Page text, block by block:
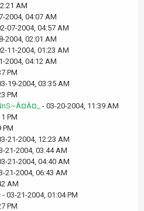
AM
2004, 04:07 AM
07-2004, 04:57 AM
2004, 02:01 AM
11-2004, 01:23 AM
2004, 04:12 AM
PM
19-2004, 03:35 AM
PM
- 03-20-2004, 11:39 AM
PM
PM
21-2004, 12:23 AM
21-2004, 03:44 AM
21-2004, 04:40 AM
21-2004, 06:43 AM
AM
- 03-21-2004, 01:04 PM
PM